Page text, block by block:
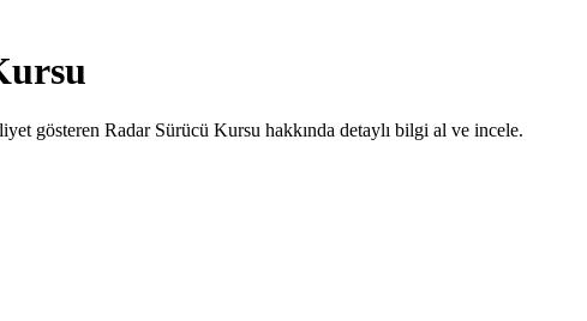
gösteren Radar Sürücü Kursu hakkında detaylı bilgi al ve incele.